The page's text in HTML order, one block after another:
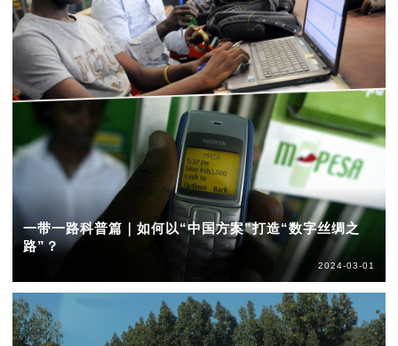
一带一路科普篇｜如何以“中国方案”打造“数字丝绸之
路”？
2024-03-01